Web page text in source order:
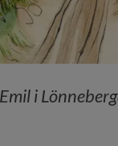
Emil i